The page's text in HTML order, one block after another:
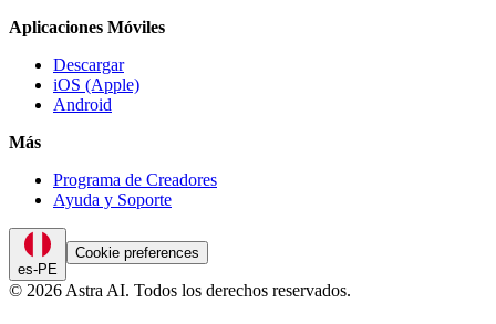
Aplicaciones Móviles
Descargar
iOS (Apple)
Android
Más
Programa de Creadores
Ayuda y Soporte
es-PE
Cookie preferences
© 2026 Astra AI. Todos los derechos reservados.